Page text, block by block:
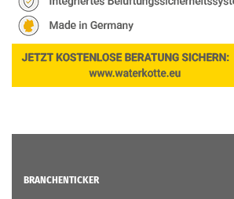
BRANCHENTICKER